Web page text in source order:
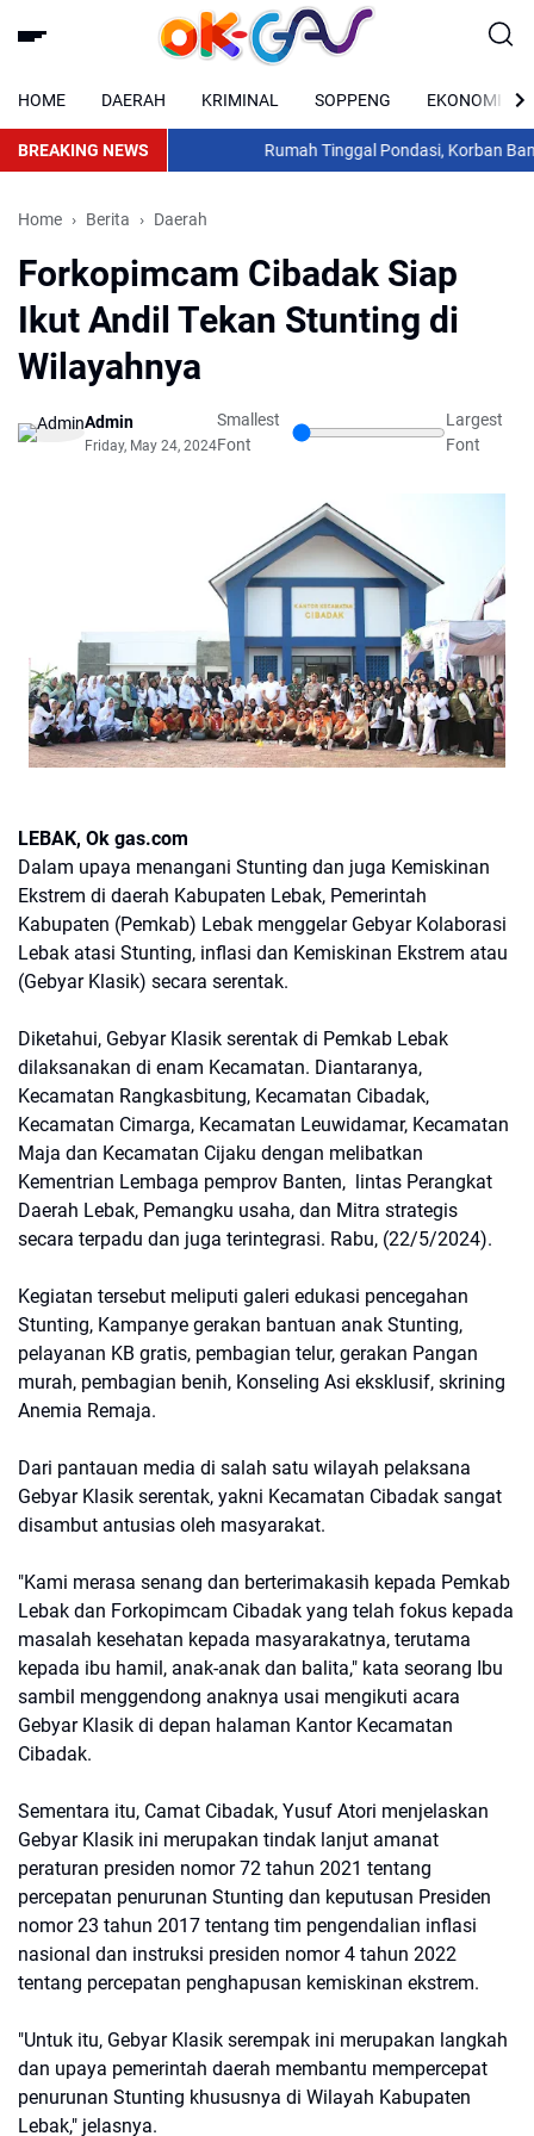
HOME DAERAH KRIMINAL SOPPENG EKONOMI
BREAKING NEWS Rumah Tinggal Pondasi, Korban Banjir
Home Berita Daerah
Forkopimcam Cibadak Siap
Ikut Andil Tekan Stunting di
Wilayahnya
Admin
Friday, May 24, 2024
Smallest
Font
Largest
Font
LEBAK, Ok gas.com
Dalam upaya menangani Stunting dan juga Kemiskinan
Ekstrem di daerah Kabupaten Lebak, Pemerintah
Kabupaten (Pemkab) Lebak menggelar Gebyar Kolaborasi
Lebak atasi Stunting, inflasi dan Kemiskinan Ekstrem atau
(Gebyar Klasik) secara serentak.
Diketahui, Gebyar Klasik serentak di Pemkab Lebak
dilaksanakan di enam Kecamatan. Diantaranya,
Kecamatan Rangkasbitung, Kecamatan Cibadak,
Kecamatan Cimarga, Kecamatan Leuwidamar, Kecamatan
Maja dan Kecamatan Cijaku dengan melibatkan
Kementrian Lembaga pemprov Banten, lintas Perangkat
Daerah Lebak, Pemangku usaha, dan Mitra strategis
secara terpadu dan juga terintegrasi. Rabu, (22/5/2024).
Kegiatan tersebut meliputi galeri edukasi pencegahan
Stunting, Kampanye gerakan bantuan anak Stunting,
pelayanan KB gratis, pembagian telur, gerakan Pangan
murah, pembagian benih, Konseling Asi eksklusif, skrining
Anemia Remaja.
Dari pantauan media di salah satu wilayah pelaksana
Gebyar Klasik serentak, yakni Kecamatan Cibadak sangat
disambut antusias oleh masyarakat.
"Kami merasa senang dan berterimakasih kepada Pemkab
Lebak dan Forkopimcam Cibadak yang telah fokus kepada
masalah kesehatan kepada masyarakatnya, terutama
kepada ibu hamil, anak-anak dan balita," kata seorang Ibu
sambil menggendong anaknya usai mengikuti acara
Gebyar Klasik di depan halaman Kantor Kecamatan
Cibadak.
Sementara itu, Camat Cibadak, Yusuf Atori menjelaskan
Gebyar Klasik ini merupakan tindak lanjut amanat
peraturan presiden nomor 72 tahun 2021 tentang
percepatan penurunan Stunting dan keputusan Presiden
nomor 23 tahun 2017 tentang tim pengendalian inflasi
nasional dan instruksi presiden nomor 4 tahun 2022
tentang percepatan penghapusan kemiskinan ekstrem.
"Untuk itu, Gebyar Klasik serempak ini merupakan langkah
dan upaya pemerintah daerah membantu mempercepat
penurunan Stunting khususnya di Wilayah Kabupaten
Lebak," jelasnya.